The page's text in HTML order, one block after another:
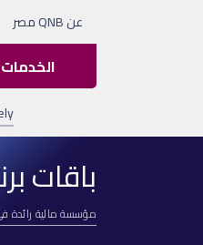
عن QNB مصر
الخدمات
باقات
مؤسسة مالية رائدة